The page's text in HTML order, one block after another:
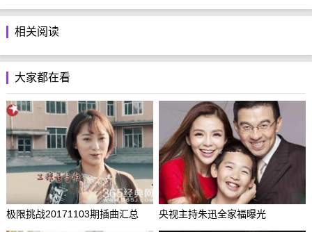
相关阅读
大家都在看
极限挑战20171103期插曲汇总 央视主持朱迅全家福曝光